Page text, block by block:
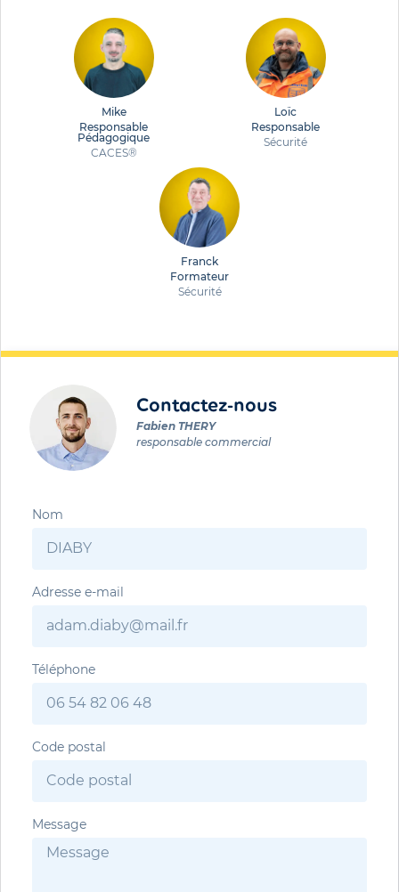
Mike
Responsable
Pédagogique
CACES®
Loïc
Responsable
Sécurité
Franck
Formateur
Sécurité
Contactez-nous
Fabien THERY
responsable commercial
Nom
Adresse e-mail
Téléphone
Code postal
Message